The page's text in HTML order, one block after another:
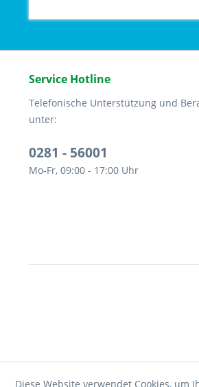
Service Hotline
Telefonische Unterstützung und
unter:
0281 - 56001
Mo-Fr, 09:00 - 17:00 Uhr
Diese Website verwendet Cookies,